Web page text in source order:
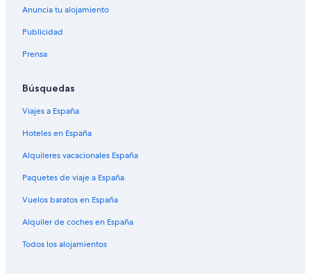
Anuncia tu alojamiento
Publicidad
Prensa
Búsquedas
Viajes a España
Hoteles en España
Alquileres vacacionales España
Paquetes de viaje a España
Vuelos baratos en España
Alquiler de coches en España
Todos los alojamientos